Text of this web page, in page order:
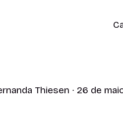
Thiesen ∙ 26 de